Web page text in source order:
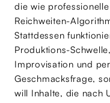
die wie
Reichweiten-
Stattdessen
Produktions-
Improvisation und
Geschmacksfrage,
will Inhalte, die nach